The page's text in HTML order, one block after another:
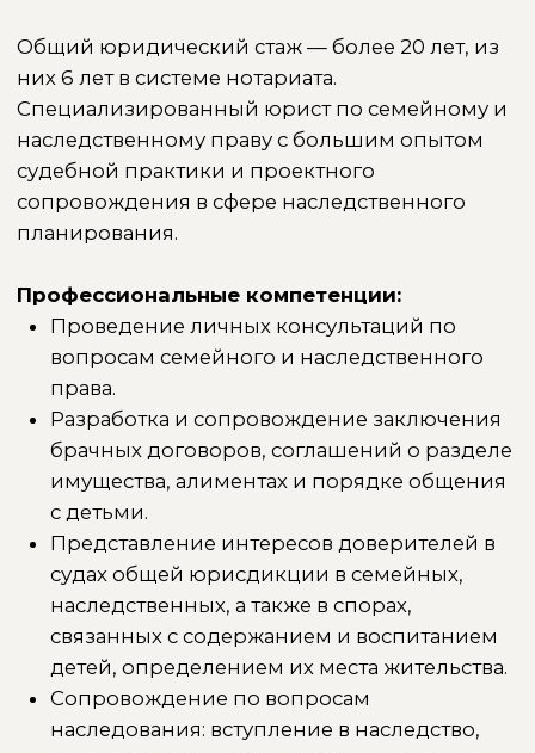
права.
Разработка и сопровождение заключения
брачных договоров, соглашений о разделе
имущества, алиментах и порядке общения
с детьми.
Представление интересов доверителей в
судах общей юрисдикции в семейных,
связанных с содержанием и воспитанием
детей, определением их места жительства.
принятие наследства, признание права
собственности на наследственное
Разработка стратегий наследственного
планирования: завещания, наследственные
договоры, наследственные фонды.
Защита личных активов и бизнеса
доверителей.
Помощь в разрешении споров с
брака с иностранцами, раздел
иностранного имущества, споры по детям.
Судебное представительство в семейных и
наследственных делах на всех стадиях
процесса.
Московский государственный университет
экономики, статистики и информатики,
Московский государственный